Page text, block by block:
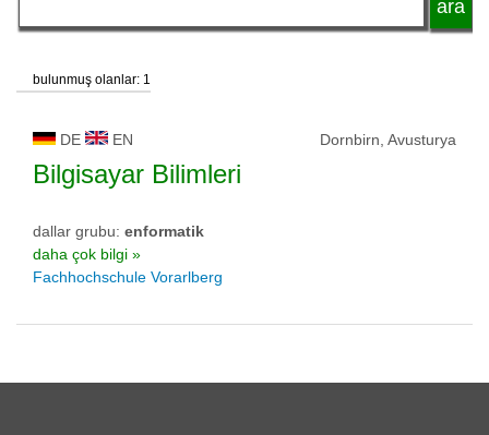
okul tipi
bulunmuş olanlar: 1
DE EN Dornbirn, Avusturya
Bilgisayar Bilimleri
dallar grubu: enformatik
daha çok bilgi »
Fachhochschule Vorarlberg